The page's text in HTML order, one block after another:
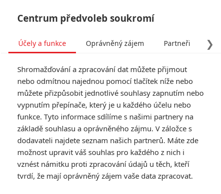
Tag: Boris Aljinovic
ČLÁNKY FILMY(0) OSOBY(0) VIDEA (0)
7 trpaslíků: Další
sněhurkovitý film
vstupuje do kin
Centrum předvoleb soukromí
❯
Účely a funkce Oprávněný zájem Partneři
Shromažďování a zpracování dat můžete přijmout
nebo odmítnou najednou pomocí tlačítek níže nebo
můžete přizpůsobit jednotlivé souhlasy zapnutím nebo
vypnutím přepínače, který je u každého účelu nebo
funkce. Tyto informace sdílíme s našimi partnery na
základě souhlasu a oprávněného zájmu. V záložce s
dodavateli najdete seznam našich partnerů. Máte zde
možnost upravit váš souhlas pro každého z nich i
vznést námitku proti zpracování údajů u těch, kteří
tvrdí, že mají oprávněný zájem vaše data zpracovat.